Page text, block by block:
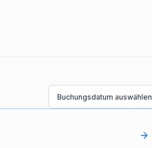
Buchungsdatum auswählen